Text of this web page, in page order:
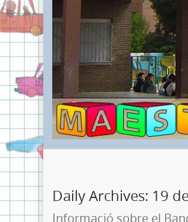
Daily Archives: 19
Informació sobre el